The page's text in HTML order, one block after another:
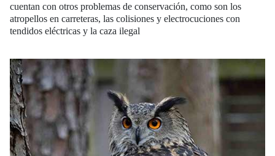
cuentan con otros problemas de conservación, como son los
atropellos en carreteras, las colisiones y electrocuciones con
tendidos eléctricas y la caza ilegal